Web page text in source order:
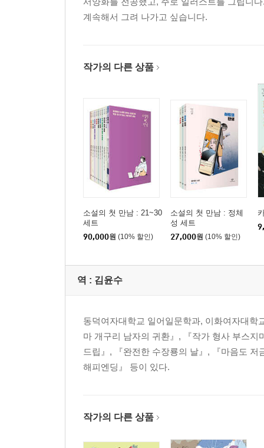
계속해서 그려 나가고 싶습니다.
작가의 다른 상품
소설의 첫 만남 : 21~30
세트
90,000원 (10% 할인)
소설의 첫 만남 : 정체
성 세트
27,000원 (10% 할인)
역 : 김윤수
동덕여자대학교 일어일문학과, 이화여자대
마 개구리 남자의 귀환』, 『작가 형사 부스
드립』, 『완전한 수장룡의 날』, 『마음도
해피엔딩』 등이 있다.
작가의 다른 상품